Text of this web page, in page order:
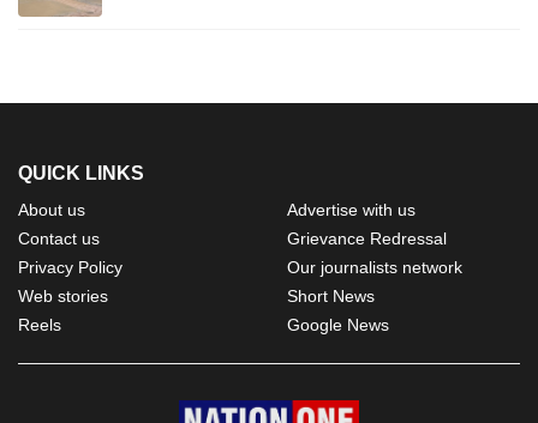
QUICK LINKS
About us
Contact us
Privacy Policy
Advertise with us
Grievance Redressal
Our journalists network
Web stories
Reels
Short News
Google News